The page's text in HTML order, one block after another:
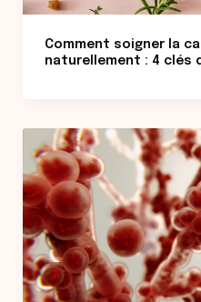
Comment soigner la
naturellement : 4 clés